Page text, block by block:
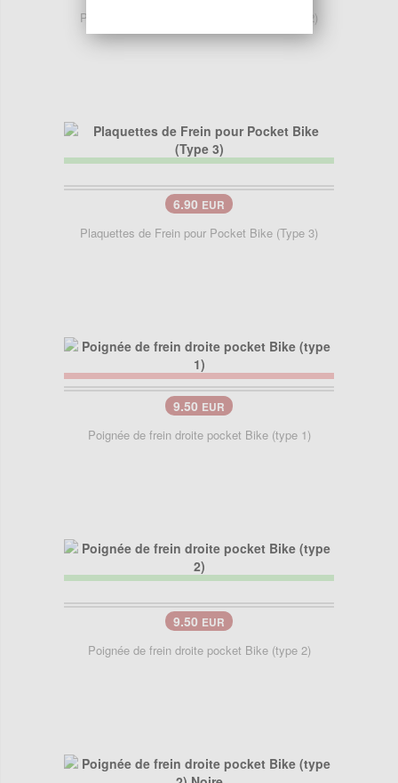
Plaquettes de Frein pour Pocket Bike (Type 2)
6.90 EUR
Plaquettes de Frein pour Pocket Bike (Type 3)
9.50 EUR
Poignée de frein droite pocket Bike (type 1)
9.50 EUR
Poignée de frein droite pocket Bike (type 2)